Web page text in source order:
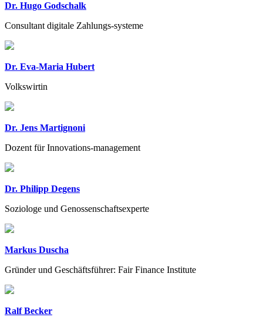
Dr. Hugo Godschalk
Consultant digitale Zahlungs-systeme
Dr. Eva-Maria Hubert
Volkswirtin
Dr. Jens Martignoni
Dozent für Innovations-management
Dr. Philipp Degens
Soziologe und Genossenschaftsexperte
Markus Duscha
Gründer und Geschäftsführer: Fair Finance Institute
Ralf Becker